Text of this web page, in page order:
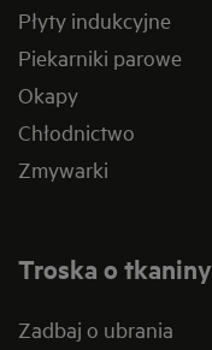
Płyty indukcyjne
Piekarniki parowe
Okapy
Chłodnictwo
Zmywarki
Troska o tkaniny
Zadbaj o ubrania